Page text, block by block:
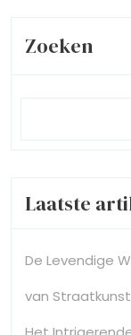
Zoeken
Laatste
De Levendige
van